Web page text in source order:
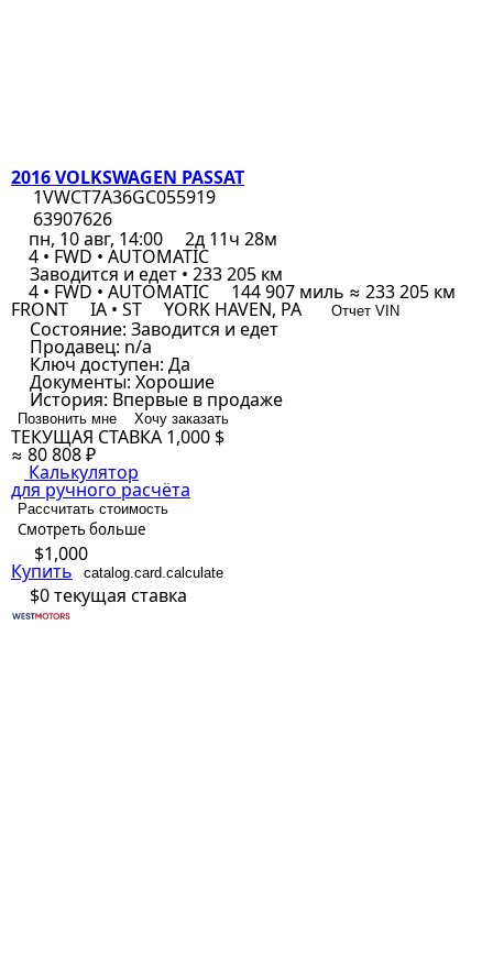
2016 VOLKSWAGEN PASSAT
1VWCT7A36GC055919
63907626
пн, 10 авг, 14:00
2д 11ч 28м
4 • FWD • AUTOMATIC
Заводится и едет • 233 205 км
4 • FWD • AUTOMATIC 144 907 миль ≈ 233 205 км
FRONT IA • ST YORK HAVEN, PA Отчет VIN
Состояние: Заводится и едет
Продавец: n/a
Ключ доступен: Да
Документы: Хорошие
История: Впервые в продаже
Позвонить мне Хочу заказать
ТЕКУЩАЯ СТАВКА 1,000 $
≈ 80 808 ₽
Калькулятор
для ручного расчёта
Рассчитать стоимость
Смотреть больше
$1,000
Купить catalog.card.calculate
$0текущая ставка